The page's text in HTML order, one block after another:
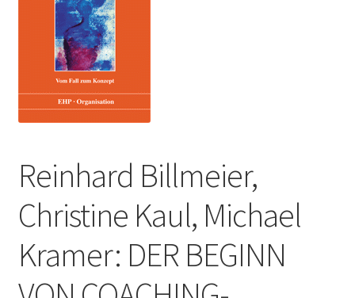
Reinhard Billmeier,
Christine Kaul, Michael
Kramer: DER BEGINN